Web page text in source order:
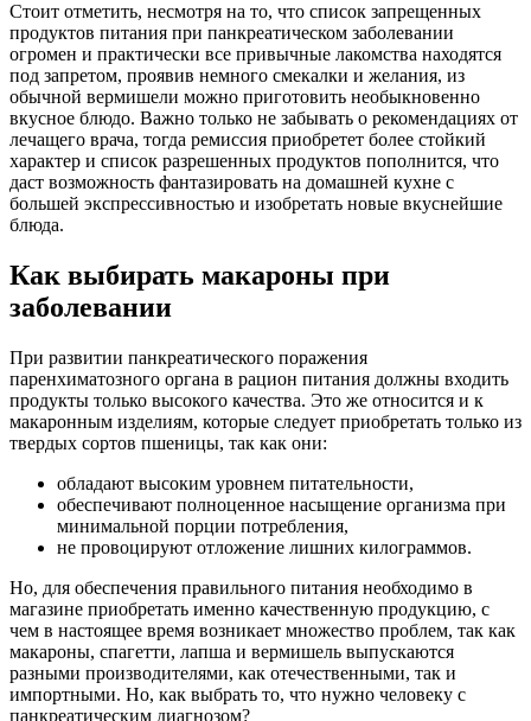
Стоит отметить, несмотря на то, что список запрещенных
продуктов питания при панкреатическом заболевании
огромен и практически все привычные лакомства находятся
под запретом, проявив немного смекалки и желания, из
обычной вермишели можно приготовить необыкновенно
вкусное блюдо. Важно только не забывать о рекомендациях от
лечащего врача, тогда ремиссия приобретет более стойкий
характер и список разрешенных продуктов пополнится, что
даст возможность фантазировать на домашней кухне с
большей экспрессивностью и изобретать новые вкуснейшие
блюда.
Как выбирать макароны при
заболевании
При развитии панкреатического поражения
паренхиматозного органа в рацион питания должны входить
продукты только высокого качества. Это же относится и к
макаронным изделиям, которые следует приобретать только из
твердых сортов пшеницы, так как они:
обладают высоким уровнем питательности,
обеспечивают полноценное насыщение организма при
минимальной порции потребления,
не провоцируют отложение лишних килограммов.
Но, для обеспечения правильного питания необходимо в
магазине приобретать именно качественную продукцию, с
чем в настоящее время возникает множество проблем, так как
макароны, спагетти, лапша и вермишель выпускаются
разными производителями, как отечественными, так и
импортными. Но, как выбрать то, что нужно человеку с
панкреатическим диагнозом?